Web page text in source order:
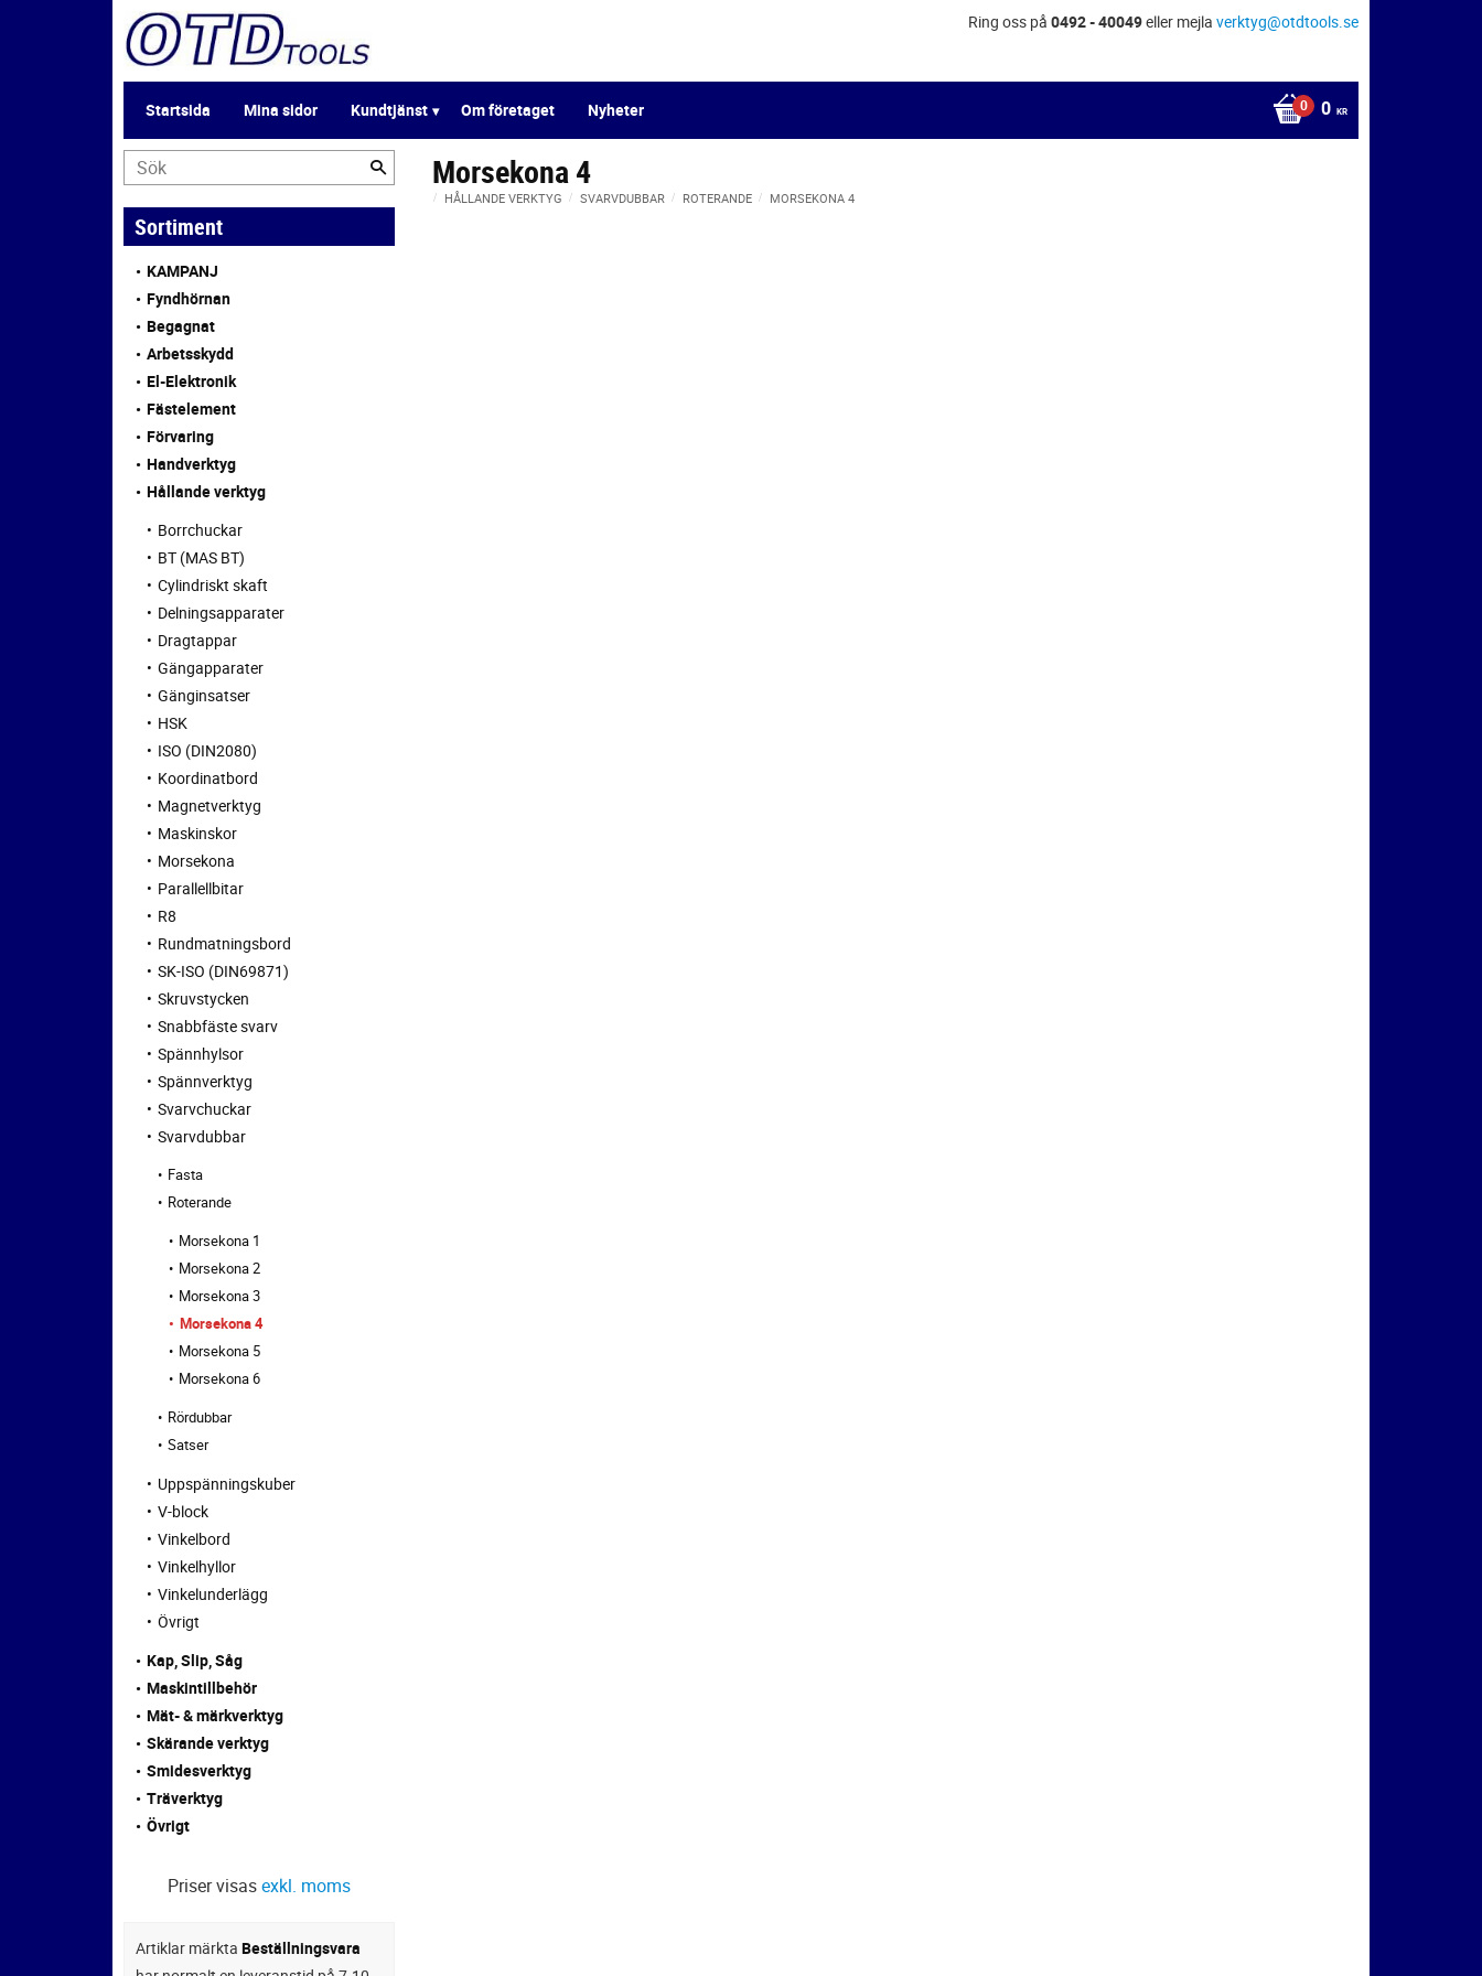
Ring oss på 0492 - 40049eller mejla verktyg@otdtools.se
Startsida Mina sidor Kundtjänst Om företaget Nyheter 0 KR
Morsekona 4
HÅLLANDE VERKTYG SVARVDUBBAR ROTERANDE MORSEKONA 4
Sortiment
KAMPANJ
Fyndhörnan
Begagnat
Arbetsskydd
El-Elektronik
Fästelement
Förvaring
Handverktyg
Hållande verktyg
Borrchuckar
BT (MAS BT)
Cylindriskt skaft
Delningsapparater
Dragtappar
Gängapparater
Gänginsatser
HSK
ISO (DIN2080)
Koordinatbord
Magnetverktyg
Maskinskor
Morsekona
Parallellbitar
R8
Rundmatningsbord
SK-ISO (DIN69871)
Skruvstycken
Snabbfäste svarv
Spännhylsor
Spännverktyg
Svarvchuckar
Svarvdubbar
Fasta
Roterande
Morsekona 1
Morsekona 2
Morsekona 3
Morsekona 4
Morsekona 5
Morsekona 6
Rördubbar
Satser
Uppspänningskuber
V-block
Vinkelbord
Vinkelhyllor
Vinkelunderlägg
Övrigt
Kap, Slip, Såg
Maskintillbehör
Mät- & märkverktyg
Skärande verktyg
Smidesverktyg
Träverktyg
Övrigt
Priser visasexkl. moms
Artiklar märkta Beställningsvara